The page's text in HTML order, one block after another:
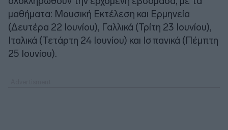
μαθήματα: Μουσική Εκτέλεση και Ερμηνεία
(Δευτέρα 22 Ιουνίου), Γαλλικά (Τρίτη 23 Ιουνίου),
Ιταλικά (Τετάρτη 24 Ιουνίου) και Ισπανικά (Πέμπτη
25 Ιουνίου).